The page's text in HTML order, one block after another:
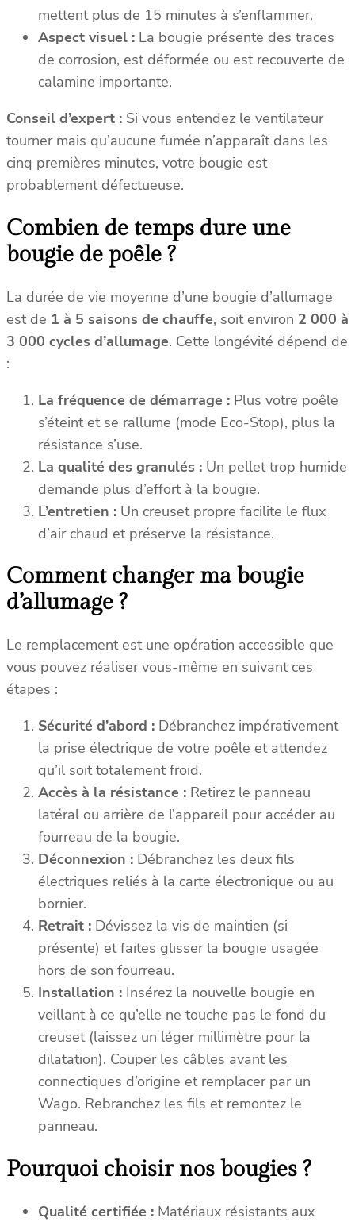
mettent plus de 15 minutes à s’enflammer.
Aspect visuel : La bougie présente des traces
de corrosion, est déformée ou est recouverte de
calamine importante.
Conseil d’expert : Si vous entendez le ventilateur
tourner mais qu’aucune fumée n’apparaît dans les
cinq premières minutes, votre bougie est
probablement défectueuse.
Combien de temps dure une
bougie de poêle ?
La durée de vie moyenne d’une bougie d’allumage
est de 1 à 5 saisons de chauffe, soit environ 2 000 à
3 000 cycles d’allumage. Cette longévité dépend de
:
La fréquence de démarrage : Plus votre poêle
s’éteint et se rallume (mode Eco-Stop), plus la
résistance s’use.
La qualité des granulés : Un pellet trop humide
demande plus d’effort à la bougie.
L’entretien : Un creuset propre facilite le flux
d’air chaud et préserve la résistance.
Comment changer ma bougie
d’allumage ?
Le remplacement est une opération accessible que
vous pouvez réaliser vous-même en suivant ces
étapes :
Sécurité d’abord : Débranchez impérativement
la prise électrique de votre poêle et attendez
qu’il soit totalement froid.
Accès à la résistance : Retirez le panneau
latéral ou arrière de l’appareil pour accéder au
fourreau de la bougie.
Déconnexion : Débranchez les deux fils
électriques reliés à la carte électronique ou au
bornier.
Retrait : Dévissez la vis de maintien (si
présente) et faites glisser la bougie usagée
hors de son fourreau.
Installation : Insérez la nouvelle bougie en
veillant à ce qu’elle ne touche pas le fond du
creuset (laissez un léger millimètre pour la
dilatation). Couper les câbles avant les
connectiques d’origine et remplacer par un
Wago. Rebranchez les fils et remontez le
panneau.
Pourquoi choisir nos bougies ?
Qualité certifiée : Matériaux résistants aux